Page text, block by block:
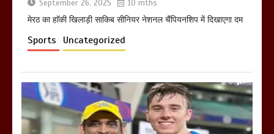
September 26, 2025 10 mths
मेरठ का हाॅकी खिलाड़ी साकिब सीनियर नेशनल चैंपियनशिप में दिखाएगा दम
Sports Uncategorized